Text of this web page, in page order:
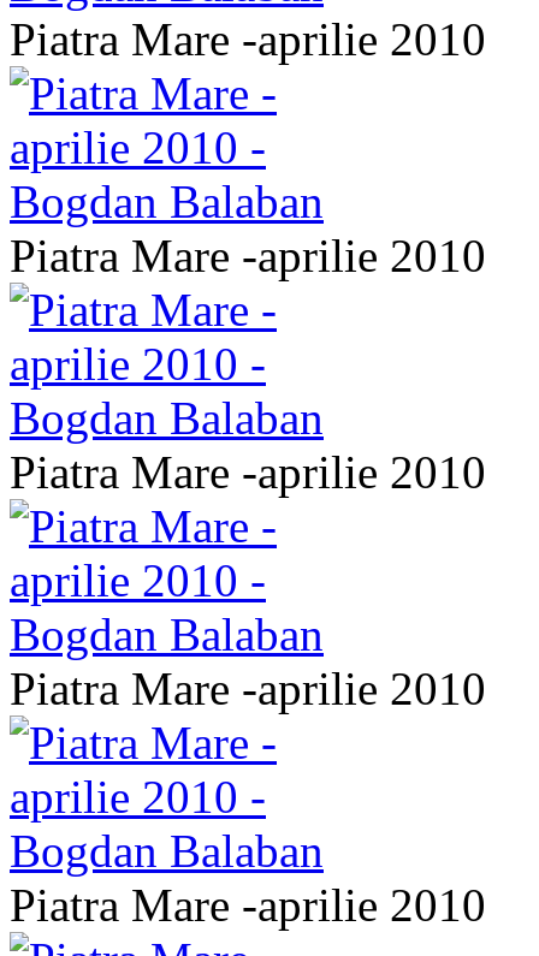
Piatra Mare -aprilie 2010
Piatra Mare -aprilie 2010
Piatra Mare -aprilie 2010
Piatra Mare -aprilie 2010
Piatra Mare -aprilie 2010